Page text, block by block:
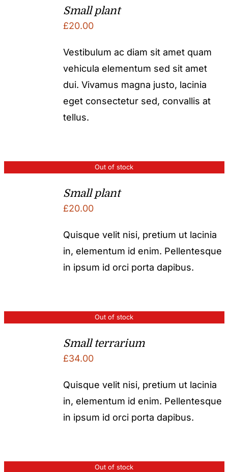
Small plant
£20.00
Vestibulum ac diam sit amet quam
vehicula elementum sed sit amet
dui. Vivamus magna justo, lacinia
eget consectetur sed, convallis at
tellus.
Out of stock
Small plant
£20.00
Quisque velit nisi, pretium ut lacinia
in, elementum id enim. Pellentesque
in ipsum id orci porta dapibus.
Out of stock
Small terrarium
£34.00
Quisque velit nisi, pretium ut lacinia
in, elementum id enim. Pellentesque
in ipsum id orci porta dapibus.
Out of stock